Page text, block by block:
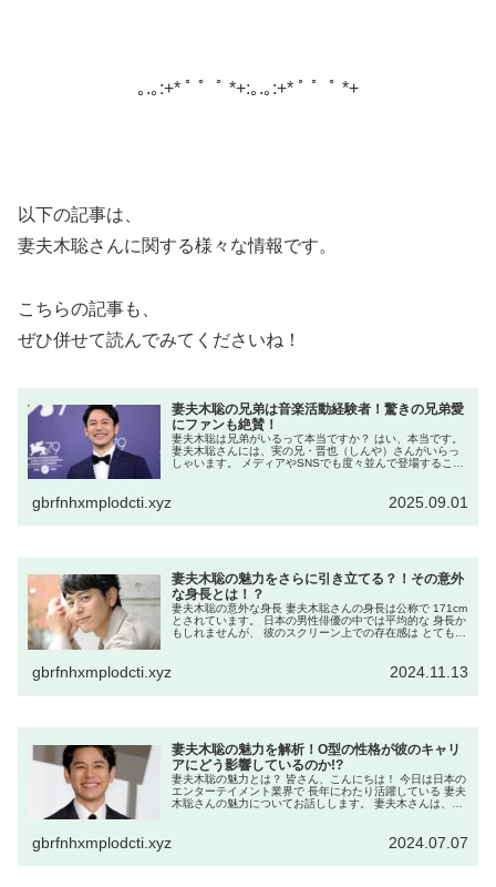
｡.｡:+* ﾟ ゜ﾟ *+:｡.｡:+* ﾟ ゜ﾟ *+
以下の記事は、
妻夫木聡さんに関する様々な情報です。
こちらの記事も、
ぜひ併せて読んでみてくださいね！
妻夫木聡の兄弟は音楽活動経験者！驚きの兄弟愛
にファンも絶賛！
妻夫木聡は兄弟がいるって本当ですか？ はい、本当です。
妻夫木聡さんには、実の兄・晋也（しんや）さんがいらっ
しゃいます。 メディアやSNSでも度々並んで登場すること
gbrfnhxmplodcti.xyz 2025.09.01
妻夫木聡の魅力をさらに引き立てる？！その意外
な身長とは！？
妻夫木聡の意外な身長 妻夫木聡さんの身長は公称で 171cm
とされています。 日本の男性俳優の中では平均的な 身長か
もしれませんが、 彼のスクリーン上での存在感は とても大
gbrfnhxmplodcti.xyz 2024.11.13
妻夫木聡の魅力を解析！O型の性格が彼のキャリ
アにどう影響しているのか!?
妻夫木聡の魅力とは？ 皆さん、こんにちは！ 今日は日本の
エンターテイメント業界で 長年にわたり活躍している 妻夫
木聡さんの魅力についてお話しします。 妻夫木さんは、そ
gbrfnhxmplodcti.xyz 2024.07.07